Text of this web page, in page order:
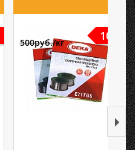
10%
500руб./кг